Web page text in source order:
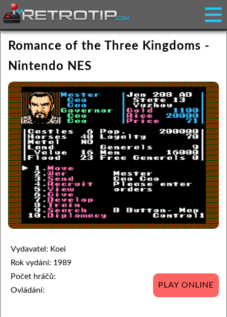
Romance of the Three Kingdoms -
Nintendo NES
Vydavatel: Koei
Rok vydání: 1989
Počet hráčů:
Ovládání:
PLAY ONLINE